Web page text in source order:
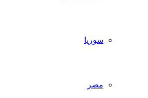
سوريا
مصر